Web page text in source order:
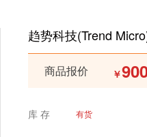
趋势科技(Trend
商品报价 ￥
库 存 有货